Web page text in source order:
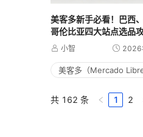
美客多新手必看！巴西
哥伦比亚四大站点选品
指南小智 2026
美客多（Mercado Libre
共 162 条 1 2